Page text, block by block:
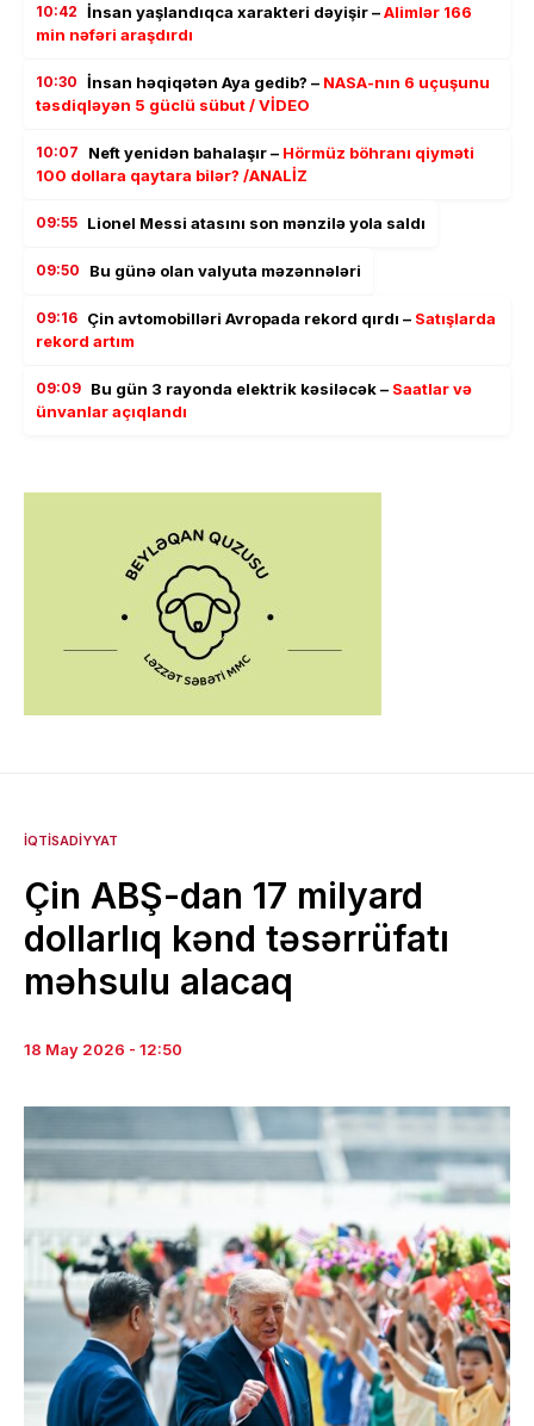
10:42 İnsan yaşlandıqca xarakteri dəyişir –Alimlər 166
min nəfəri araşdırdı
10:30 İnsan həqiqətən Aya gedib? – NASA-nın 6 uçuşunu
təsdiqləyən 5 güclü sübut / VİDEO
10:07 Neft yenidən bahalaşır – Hörmüz böhranı qiyməti
100 dollara qaytara bilər? /ANALİZ
09:55 Lionel Messi atasını son mənzilə yola saldı
09:50 Bu günə olan valyuta məzənnələri
09:16 Çin avtomobilləri Avropada rekord qırdı – Satışlarda
rekord artım
09:09 Bu gün 3 rayonda elektrik kəsiləcək – Saatlar və
ünvanlar açıqlandı
İQTISADIYYAT
Çin ABŞ-dan 17 milyard
dollarlıq kənd təsərrüfatı
məhsulu alacaq
18 May 2026 - 12:50